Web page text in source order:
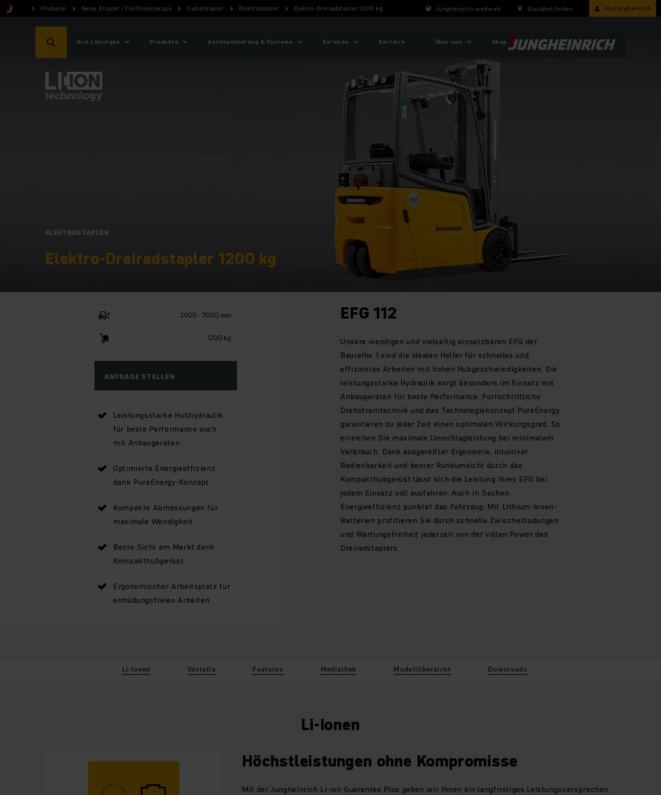
Produkte Neue Stapler / Flurförderzeuge Gabelstapler Elektrostapler Elektro-Dreiradstapler 1200 kg Jungheinrich weltweit Standort finden myJungheinrich
Ihre Lösungen Produkte Automatisierung & Systeme Services Karriere Über uns Shop
ELEKTROSTAPLER
Elektro-Dreiradstapler 1200 kg
2900 - 7000 mm
1200 kg
ANFRAGE STELLEN
Leistungsstarke Hubhydraulik
für beste Performance auch
mit Anbaugeräten
Optimierte Energieeffizienz
dank PureEnergy-Konzept
Kompakte Abmessungen für
maximale Wendigkeit
Beste Sicht am Markt dank
Kompakthubgerüst
Ergonomischer Arbeitsplatz für
ermüdungsfreies Arbeiten
EFG 112
Unsere wendigen und vielseitig einsetzbaren EFG der
Baureihe 1 sind die idealen Helfer für schnelles und
effizientes Arbeiten mit hohen Hubgeschwindigkeiten. Die
leistungsstarke Hydraulik sorgt besonders im Einsatz mit
Anbaugeräten für beste Performance. Fortschrittliche
Drehstromtechnik und das Technologiekonzept PureEnergy
garantieren zu jeder Zeit einen optimalen Wirkungsgrad. So
erreichen Sie maximale Umschlagleistung bei minimalem
Verbrauch. Dank ausgereifter Ergonomie, intuitiver
Bedienbarkeit und bester Rundumsicht durch das
Kompakthubgerüst lässt sich die Leistung Ihres EFG bei
jedem Einsatz voll ausfahren. Auch in Sachen
Energieeffizienz punktet das Fahrzeug: Mit Lithium-Ionen-
Batterien profitieren Sie durch schnelle Zwischenladungen
und Wartungsfreiheit jederzeit von der vollen Power des
Dreiradstaplers.
Li-Ionen Vorteile Features Mediathek Modellübersicht Downloads
Li-Ionen
Höchstleistungen ohne Kompromisse
Mit der Jungheinrich Li-ion Guarantee Plus geben wir Ihnen ein langfristiges Leistungsversprechen